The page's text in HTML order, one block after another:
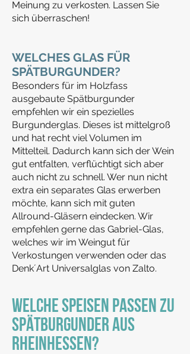
Meinung zu verkosten. Lassen Sie
sich überraschen!
WELCHES GLAS FÜR
SPÄTBURGUNDER?
Besonders für im Holzfass
ausgebaute Spätburgunder
empfehlen wir ein spezielles
Burgunderglas. Dieses ist mittelgroß
und hat recht viel Volumen im
Mittelteil. Dadurch kann sich der Wein
gut entfalten, verflüchtigt sich aber
auch nicht zu schnell. Wer nun nicht
extra ein separates Glas erwerben
möchte, kann sich mit guten
Allround-Gläsern eindecken. Wir
empfehlen gerne das Gabriel-Glas,
welches wir im Weingut für
Verkostungen verwenden oder das
Denk´Art Universalglas von Zalto.
WELCHE SPEISEN PASSEN ZU
SPÄTBURGUNDER AUS
RHEINHESSEN?